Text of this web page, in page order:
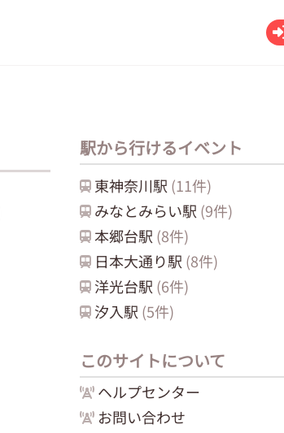
駅から行けるイベント
東神奈川駅 (11件)
みなとみらい駅 (9件)
本郷台駅 (8件)
日本大通り駅 (8件)
洋光台駅 (6件)
汐入駅 (5件)
このサイトについて
ヘルプセンター
お問い合わせ